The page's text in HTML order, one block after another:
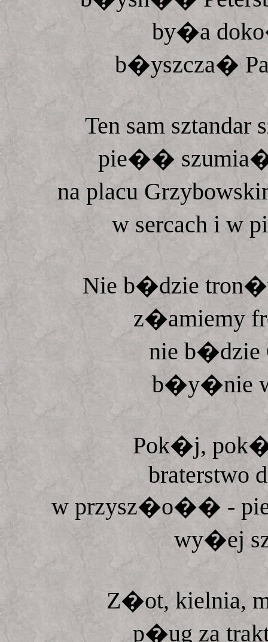
by�a
b�yszcza�
Ten sam
pie��
na placu
w sercach i w
Nie b�dzie
z�amiemy
nie b�dzie
b�y�nie
Pok�j,
braterstwo
w przysz�o�� -
wy�ej
Z�ot, kielnia,
p�ug za